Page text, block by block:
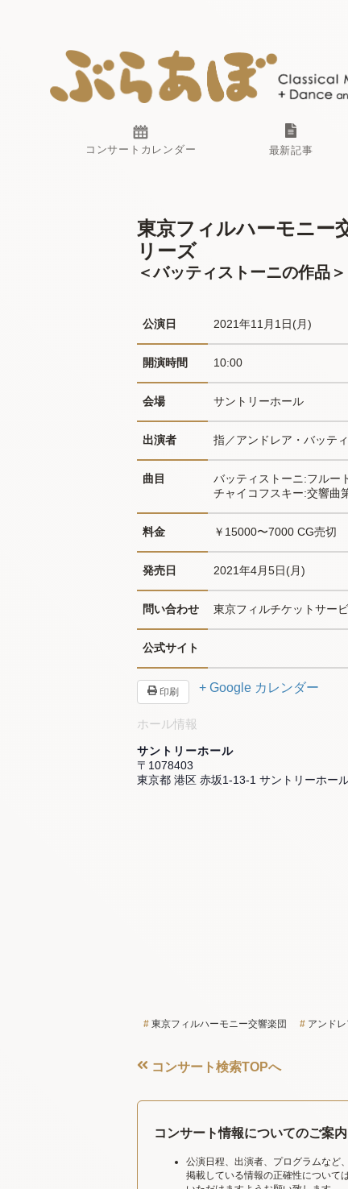
コンサートカレンダー 最新記事
東京フィルハーモニー
リーズ
＜バッティストーニの作品＞
公演日 2021年11月1日(月)
開演時間 10:00
会場 サントリーホール
出演者 指／アンドレア・バッテ
曲目
バッティストーニ:フルー
チャイコフスキー:交響曲
料金 ￥15000〜7000 CG売切
発売日 2021年4月5日(月)
問い合わせ 東京フィルチケットサー
公式サイト
印刷 + Google カレンダー
ホール情報
サントリーホール
〒1078403
東京都 港区 赤坂1-13-1 サントリーホー
東京フィルハーモニー交響楽団 アンド
コンサート検索TOPへ
コンサート情報についてのご案内
公演日程、出演者、プログラムなど
掲載している情報の正確性について